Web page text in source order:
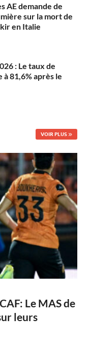
AE demande de
sur la mort de
en Italie
: Le taux de
81,6% après le
VOIR PLUS
Le MAS de
leurs